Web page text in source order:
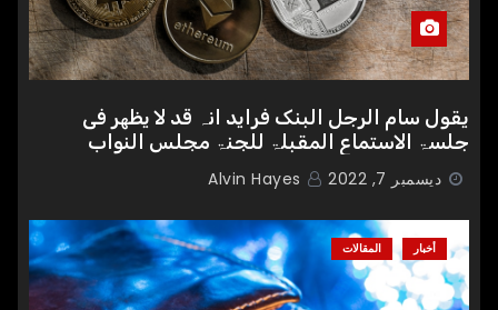
یقول سام الرجل البنک فراید انہ قد لا یظھر فی
جلسۃ الاستماع المقبلۃ للجنۃ مجلس النواب
الامریکی
ديسمبر 7, 2022
أخبار المقالات